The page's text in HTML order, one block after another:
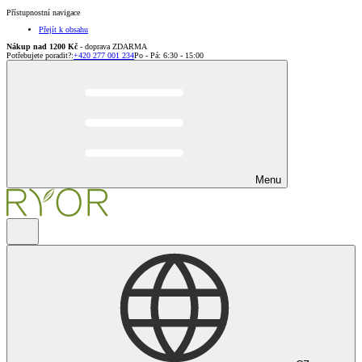
Přístupnostní navigace
Přejít k obsahu
Nákup nad 1200 Kč - doprava ZDARMA
Potřebujete poradit?:+420 277 001 234Po - Pá: 6:30 - 15:00
Menu